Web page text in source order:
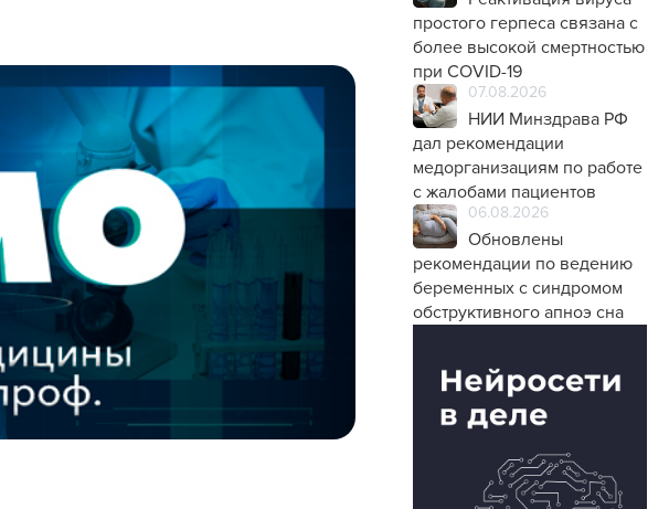
простого герпеса связана с
более высокой смертностью
при COVID-19
07.08.2026
НИИ Минздрава РФ
дал рекомендации
медорганизациям по работе
с жалобами пациентов
06.08.2026
Обновлены
рекомендации по ведению
беременных с синдромом
обструктивного апноэ сна